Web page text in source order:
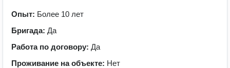
Опыт: Более 10 лет
Бригада: Да
Работа по договору: Да
Проживание на объекте: Нет